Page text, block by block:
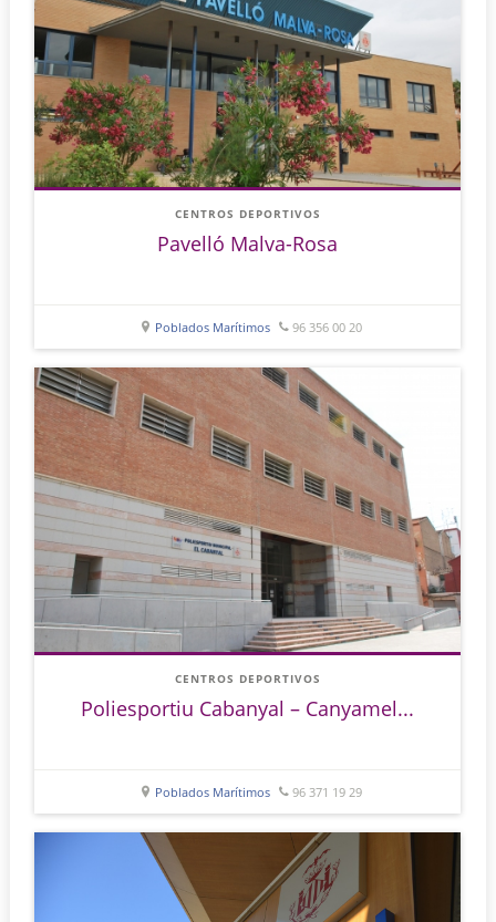
CENTROS DEPORTIVOS
Pavelló Malva-Rosa
Poblados Marítimos 96 356 00 20
CENTROS DEPORTIVOS
Poliesportiu Cabanyal – Canyamel...
Poblados Marítimos 96 371 19 29